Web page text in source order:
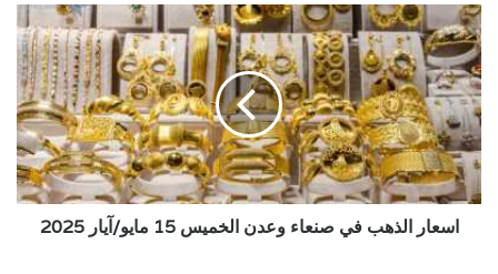
اسعار
الذهب
في
صنعاء
وعدن
الخميس
15
مايو/
آيار
2025اسعار الذهب في صنعاء وعدن الخميس 15 مايو/آيار 2025